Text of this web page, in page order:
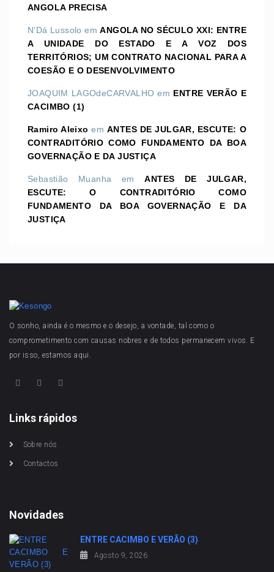
ANGOLA PRECISA
N'Dá Lussolo emANGOLA NO SÉCULO XXI: ENTRE
A UNIDADE DO ESTADO E A VOZ DOS
TERRITÓRIOS; UM CONTRATO NACIONAL PARA A
COESÃO E O DESENVOLVIMENTO
JOAQUIM LAGOdeCARVALHO em ENTRE VERÃO E
CACIMBO (1)
Ramiro Aleixo emANTES DE JULGAR, ESCUTE: O
CONTRADITÓRIO COMO FUNDAMENTO DA BOA
GOVERNAÇÃO E DA JUSTIÇA
Sebastião Muanha emANTES DE JULGAR,
ESCUTE: O CONTRADITÓRIO COMO
FUNDAMENTO DA BOA GOVERNAÇÃO E DA
JUSTIÇA
O sonho, ainda é o mesmo e o desejo, a vontade, tal como o
comprometimento com causas nobres e de todos permanecem vivos. E
por isso, estamos aqui.
Links rápidos
Sobre nós
Contactos
Novidades
ENTRE CACIMBO E VERÃO (3)
Agosto 9, 2026